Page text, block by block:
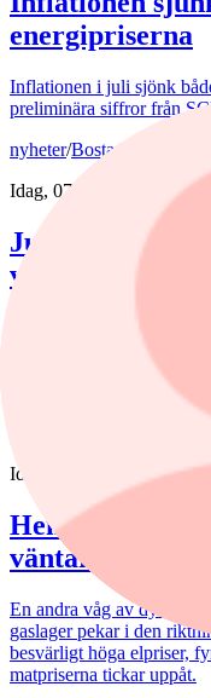
energipriserna
Inflationen i juli sjönk
preliminära siffror från
nyheter/Bostadsmarknad
Idag, 07:15
Juli bjöd på
väntar en aktiv
Fritidshusmarknaden
glädjande signal",
Fastighetsförmedling.
Idag, 09:38
Hemberg:
väntar
En andra våg av dyra
gaslager pekar i den
besvärligt höga elpriser,
matpriserna tickar uppåt.